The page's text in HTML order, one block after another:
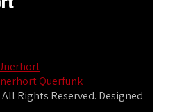
Querfunk
Rights Reserved. Designed